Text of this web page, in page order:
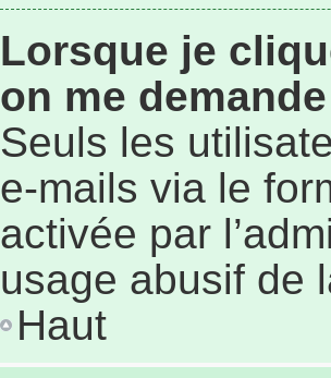
Lorsque je
on me
Seuls les
e-mails via le
activée par
usage abusif de
Haut